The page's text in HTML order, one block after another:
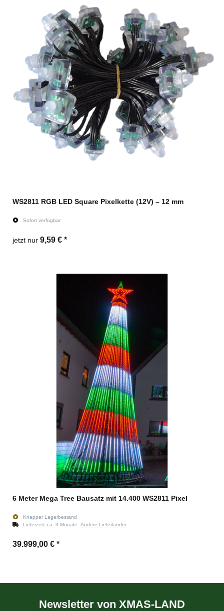
WS2811 RGB LED Square Pixelkette (12V) – 12 mm
Sofort verfügbar
jetzt nur 9,59 € *
6 Meter Mega Tree Bausatz mit 14.400 WS2811 Pixel
Knapper Lagerbestand
Lieferzeit: ca. 3 Monate Andere Lieferländer
39.999,00 € *
Newsletter von XMAS-LAND